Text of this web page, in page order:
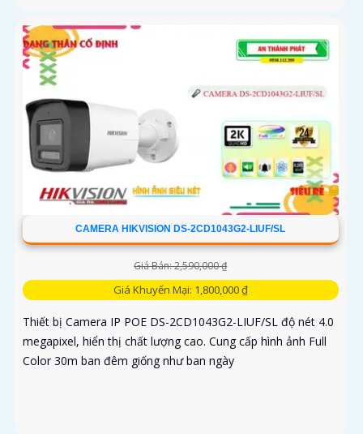
CAMERA HIKVISION DS-2CD1043G2-LIUF/SL
Giá Bán: 2,590,000 ₫
Giá Khuyến Mại: 1,800,000 ₫
Thiết bị Camera IP POE DS-2CD1043G2-LIUF/SL độ nét 4.0
megapixel, hiển thị chất lượng cao. Cung cấp hình ảnh Full
Color 30m ban đêm giống như ban ngày